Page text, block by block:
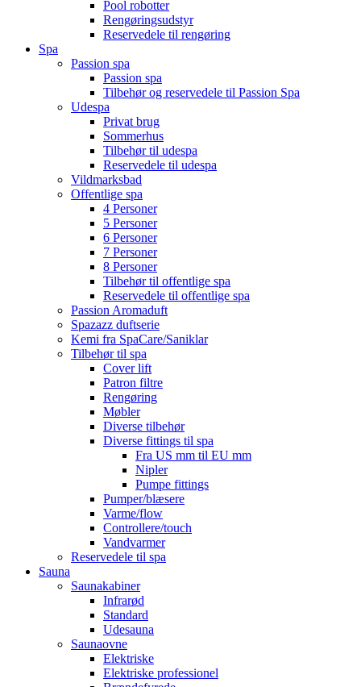
Pool robotter
Rengøringsudstyr
Reservedele til rengøring
Spa
Passion spa
Passion spa
Tilbehør og reservedele til Passion Spa
Udespa
Privat brug
Sommerhus
Tilbehør til udespa
Reservedele til udespa
Vildmarksbad
Offentlige spa
4 Personer
5 Personer
6 Personer
7 Personer
8 Personer
Tilbehør til offentlige spa
Reservedele til offentlige spa
Passion Aromaduft
Spazazz duftserie
Kemi fra SpaCare/Saniklar
Tilbehør til spa
Cover lift
Patron filtre
Rengøring
Møbler
Diverse tilbehør
Diverse fittings til spa
Fra US mm til EU mm
Nipler
Pumpe fittings
Pumper/blæsere
Varme/flow
Controllere/touch
Vandvarmer
Reservedele til spa
Sauna
Saunakabiner
Infrarød
Standard
Udesauna
Saunaovne
Elektriske
Elektriske professionel